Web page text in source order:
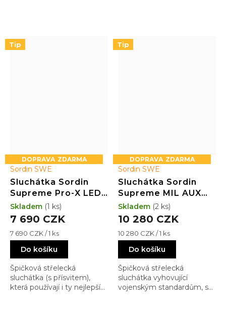
Tip
ZDARMA
Sordin SWE
Sluchátka Sordin
Supreme Pro-X LED
(camo
látka;gel;LED;zelené)
7 690 CZK
Měrná
cena:
7 690 CZK / 1 ks
Do košíku
Špičková střelecká
sluchátka (s přísvitem),
která používají i ty nejlepší
Skladem (1 ks)
Tip
ZDARMA
Sordin SWE
Sluchátka Sordin
Supreme MIL AUX
(ARC;PVC;zelené)
10 280 CZK
Měrná
cena:
10 280 CZK / 1 ks
Do košíku
Špičková střelecká
sluchátka vyhovující
vojenským standardům, s
Skladem (2 ks)